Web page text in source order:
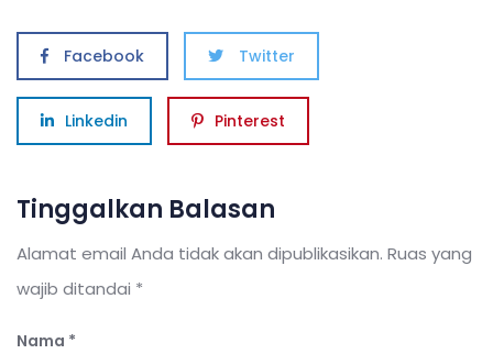
p
p
o
o
k
n
Facebook Twitter
Linkedin Pinterest
Tinggalkan Balasan
Alamat email Anda tidak akan dipublikasikan. Ruas yang
wajib ditandai *
Nama *